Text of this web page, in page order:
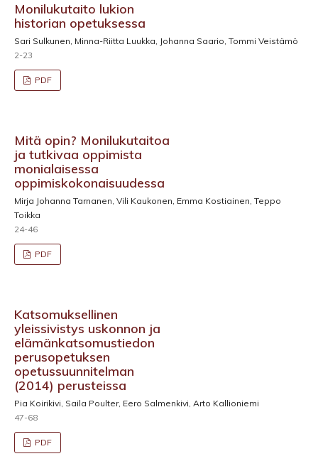
Monilukutaito lukion
historian opetuksessa
Sari Sulkunen, Minna-Riitta Luukka, Johanna Saario, Tommi Veistämö
2-23
PDF
Mitä opin? Monilukutaitoa
ja tutkivaa oppimista
monialaisessa
oppimiskokonaisuudessa
Mirja Johanna Tarnanen, Vili Kaukonen, Emma Kostiainen, Teppo
Toikka
24-46
PDF
Katsomuksellinen
yleissivistys uskonnon ja
elämänkatsomustiedon
perusopetuksen
opetussuunnitelman
(2014) perusteissa
Pia Koirikivi, Saila Poulter, Eero Salmenkivi, Arto Kallioniemi
47-68
PDF